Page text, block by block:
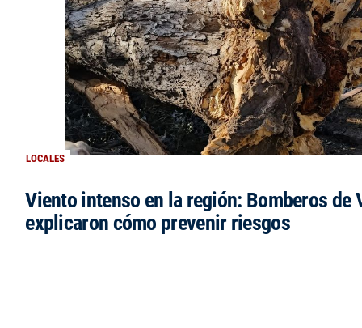
LOCALES
Viento intenso en la región: Bomberos de
explicaron cómo prevenir riesgos